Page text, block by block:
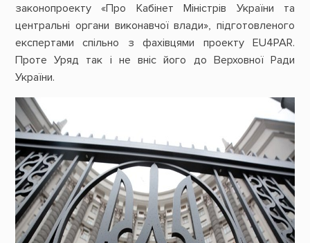
законопроекту «Про Кабінет Міністрів України та
центральні органи виконавчої влади», підготовленого
експертами спільно з фахівцями проекту EU4PAR.
Проте Уряд так і не вніс його до Верховної Ради
України.